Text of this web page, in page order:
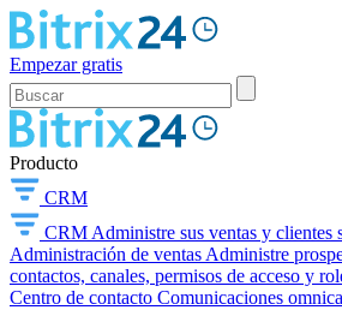
Empezar gratis
Producto
CRM
CRM Administre sus ventas y clientes
Administración de ventas Administre
contactos, canales, permisos de acceso y
Centro de contacto Comunicaciones